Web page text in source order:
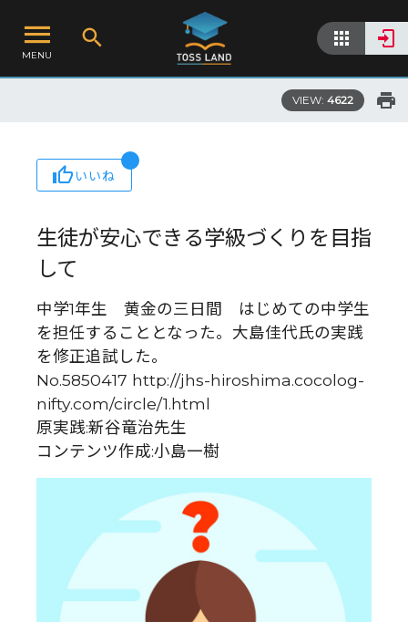
MENU
VIEW: 4622
いいね
生徒が安心できる学級づくりを目指
して
中学1年生 黄金の三日間 はじめての中学生
を担任することとなった。大島佳代氏の実践
を修正追試した。
No.5850417 http://jhs-hiroshima.cocolog-
nifty.com/circle/1.html
原実践:新谷竜治先生
コンテンツ作成:小島一樹